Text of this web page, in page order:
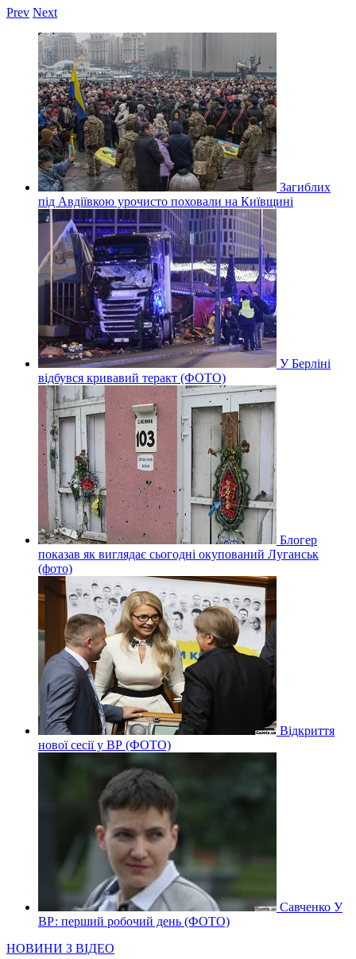
Prev Next
Загиблих
під Авдіївкою урочисто поховали на Київщині
У Берліні
відбувся кривавий теракт (ФОТО)
Блогер
показав як виглядає сьогодні окупований Луганськ
(фото)
Відкриття
нової сесії у ВР (ФОТО)
Савченко У
ВР: перший робочий день (ФОТО)
НОВИНИ З ВІДЕО